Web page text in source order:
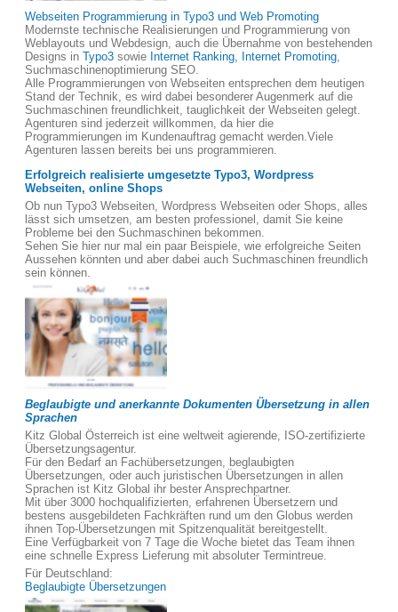
Webseiten Programmierung in Typo3 und Web Promoting
Modernste technische Realisierungen und Programmierung von
Weblayouts und Webdesign, auch die Übernahme von bestehenden
Designs in Typo3 sowie Internet Ranking, Internet Promoting,
Suchmaschinenoptimierung SEO.
Alle Programmierungen von Webseiten entsprechen dem heutigen
Stand der Technik, es wird dabei besonderer Augenmerk auf die
Suchmaschinen freundlichkeit, tauglichkeit der Webseiten gelegt.
Agenturen sind jederzeit willkommen, da hier die
Programmierungen im Kundenauftrag gemacht werden.Viele
Agenturen lassen bereits bei uns programmieren.
Erfolgreich realisierte umgesetzte Typo3, Wordpress
Webseiten, online Shops
Ob nun Typo3 Webseiten, Wordpress Webseiten oder Shops, alles
lässt sich umsetzen, am besten professionel, damit Sie keine
Probleme bei den Suchmaschinen bekommen.
Sehen Sie hier nur mal ein paar Beispiele, wie erfolgreiche Seiten
Aussehen könnten und aber dabei auch Suchmaschinen freundlich
sein können.
Beglaubigte und anerkannte Dokumenten Übersetzung in allen
Sprachen
Kitz Global Österreich ist eine weltweit agierende, ISO-zertifizierte
Übersetzungsagentur.
Für den Bedarf an Fachübersetzungen, beglaubigten
Übersetzungen, oder auch juristischen Übersetzungen in allen
Sprachen ist Kitz Global ihr bester Ansprechpartner.
Mit über 3000 hochqualifizierten, erfahrenen Übersetzern und
bestens ausgebildeten Fachkräften rund um den Globus werden
ihnen Top-Übersetzungen mit Spitzenqualität bereitgestellt.
Eine Verfügbarkeit von 7 Tage die Woche bietet das Team ihnen
eine schnelle Express Lieferung mit absoluter Termintreue.
Für Deutschland:
Beglaubigte Übersetzungen